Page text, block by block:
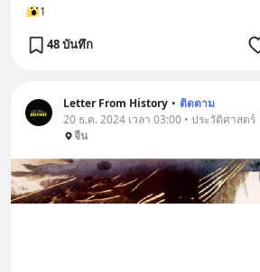
1
48 บันทึก
Letter From History • ติดตาม
20 ธ.ค. 2024 เวลา 03:00 • ประวัติศาสตร์
จีน